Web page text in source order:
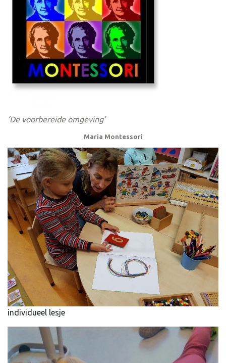
‘De voorbereide omgeving’
Maria Montessori
individueel lesje